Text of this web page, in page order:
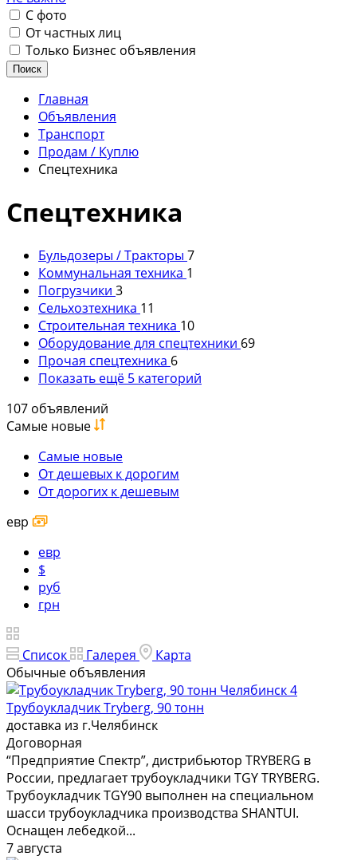
С фото
От частных лиц
Только Бизнес объявления
Поиск
Главная
Объявления
Транспорт
Продам / Куплю
Спецтехника
Спецтехника
Бульдозеры / Тракторы 7
Коммунальная техника 1
Погрузчики 3
Сельхозтехника 11
Строительная техника 10
Оборудование для спецтехники 69
Прочая спецтехника 6
Показать ещё 5 категорий
107 объявлений
Самые новые
Самые новые
От дешевых к дорогим
От дорогих к дешевым
евр
евр
$
руб
грн
Список Галерея
Карта
Обычные объявления
4
Трубоукладчик Tryberg, 90 тонн
доставка из г.Челябинск
Договорная
“Предприятие Спектр”, дистрибьютор TRYBERG в
России, предлагает трубоукладчики TGY TRYBERG.
Трубоукладчик TGY90 выполнен на специальном
шасси трубоукладчика производства SHANTUI.
Оснащен лебедкой...
7 августа